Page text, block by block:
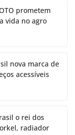
prometem
vida no agro
nova marca de
acessíveis
o rei dos
radiador